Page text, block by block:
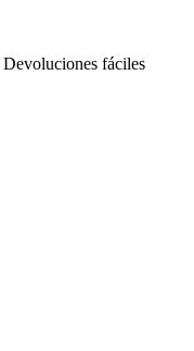
Devoluciones fáciles